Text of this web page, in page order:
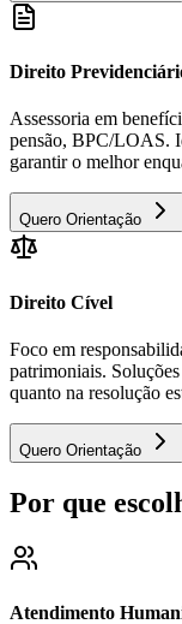
Direito
Assessoria em
pensão, BPC/LOAS.
garantir o melhor
Quero Orientação
Direito Cível
Foco em
patrimoniais.
quanto na resolução
Quero Orientação
Por que
Atendimento